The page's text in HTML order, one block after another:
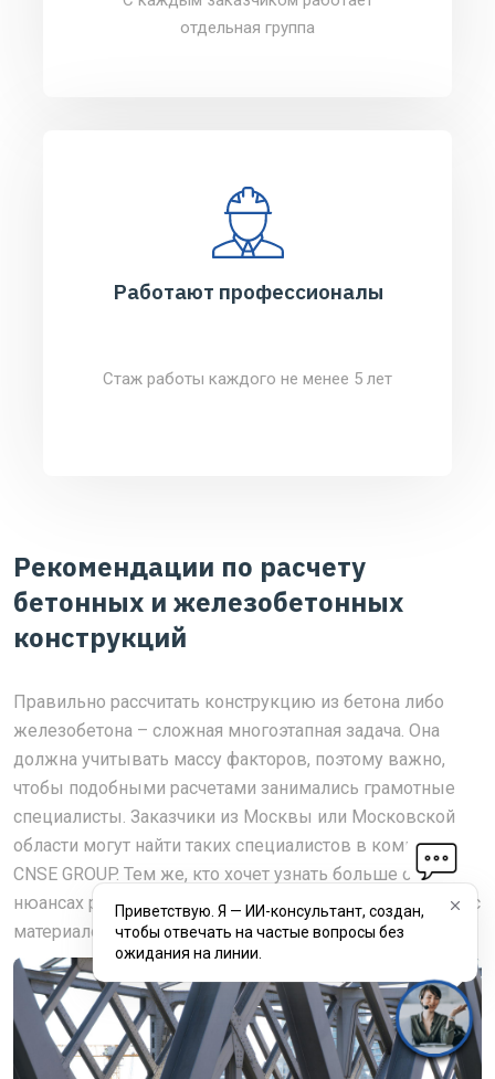
отдельная группа
Работают профессионалы
Стаж работы каждого не менее 5 лет
Рекомендации по расчету
бетонных и железобетонных
конструкций
Правильно рассчитать конструкцию из бетона либо
железобетона – сложная многоэтапная задача. Она
должна учитывать массу факторов, поэтому важно,
чтобы подобными расчетами занимались грамотные
специалисты. Заказчики из Москвы или Московской
области могут найти таких специалистов в компании
CNSE GROUP. Тем же, кто хочет узнать больше о
нюансах расчета БК и ЖБК, предлагаем ознакомиться с
материалом ниже.
Приветствую. Я — ИИ-консультант, создан,
чтобы отвечать на частые вопросы без
ожидания на линии.